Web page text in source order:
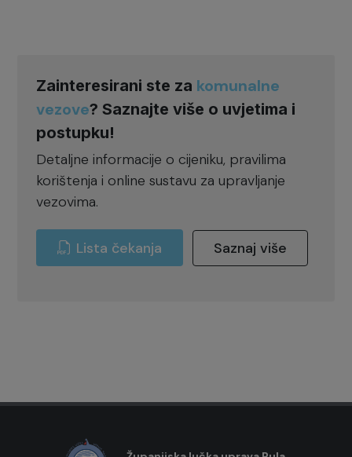
Zainteresirani ste za komunalne
vezove? Saznajte više o uvjetima i
postupku!
Detaljne informacije o cijeniku, pravilima
korištenja i online sustavu za upravljanje
vezovima.
Lista čekanja Saznaj više